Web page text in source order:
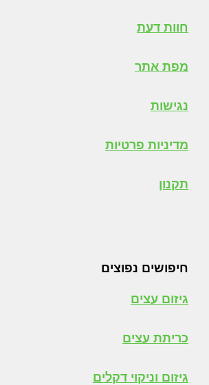
חוות דעת
מפת אתר
נגישות
מדיניות פרטיות
תקנון
חיפושים נפוצים
גיזום עצים
כריתת עצים
גיזום וניקוי דקלים